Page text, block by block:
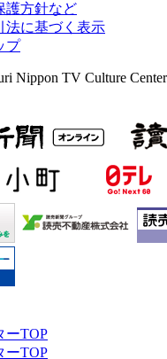
護方針など
法に基づく表示
プ
Nippon TV Culture
ーTOP
ーTOP